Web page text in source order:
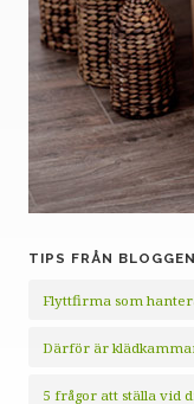
TIPS FRÅN BLOGGEN
Flyttfirma som
Därför är
5 frågor att ställa vid